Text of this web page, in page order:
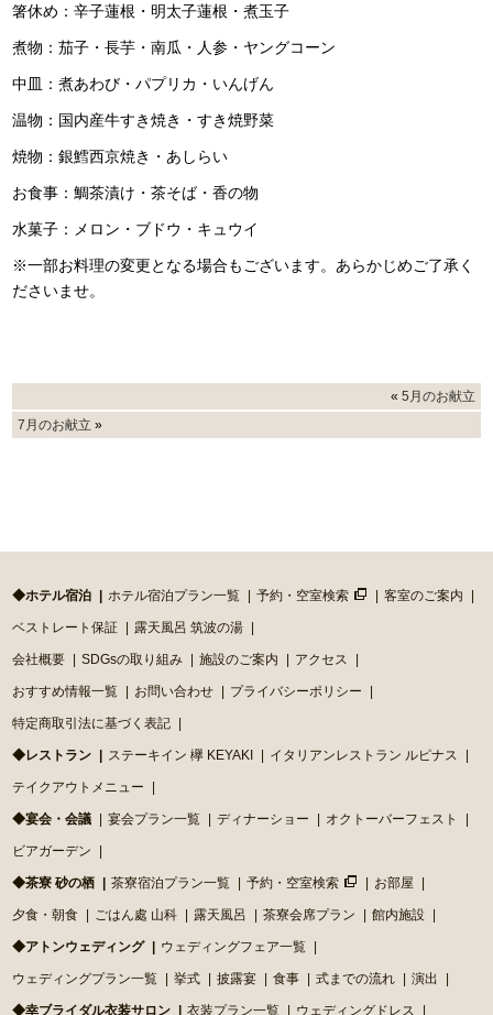
箸休め：辛子蓮根・明太子蓮根・煮玉子
煮物：茄子・長芋・南瓜・人参・ヤングコーン
中皿：煮あわび・パプリカ・いんげん
温物：国内産牛すき焼き・すき焼野菜
焼物：銀鱈西京焼き・あしらい
お食事：鯛茶漬け・茶そば・香の物
水菓子：メロン・ブドウ・キュウイ
※一部お料理の変更となる場合もございます。あらかじめご了承く
ださいませ。
« 5月のお献立
7月のお献立 »
◆ホテル宿泊 ホテル宿泊プラン一覧 予約・空室検索 客室のご案内
ベストレート保証 露天風呂 筑波の湯
会社概要 SDGsの取り組み 施設のご案内 アクセス
おすすめ情報一覧 お問い合わせ プライバシーポリシー
特定商取引法に基づく表記
◆レストラン ステーキイン 欅 KEYAKI イタリアンレストラン ルピナス
テイクアウトメニュー
◆宴会・会議 宴会プラン一覧 ディナーショー オクトーバーフェスト
ビアガーデン
◆茶寮 砂の栖 茶寮宿泊プラン一覧 予約・空室検索 お部屋
夕食・朝食 ごはん處 山科 露天風呂 茶寮会席プラン 館内施設
◆アトンウェディング ウェディングフェア一覧
ウェディングプラン一覧 挙式 披露宴 食事 式までの流れ 演出
◆幸ブライダル衣装サロン 衣装プラン一覧 ウェディングドレス